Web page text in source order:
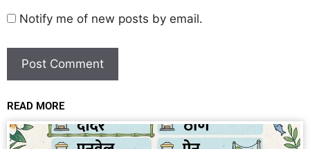
Notify me of new posts by email.
READ MORE